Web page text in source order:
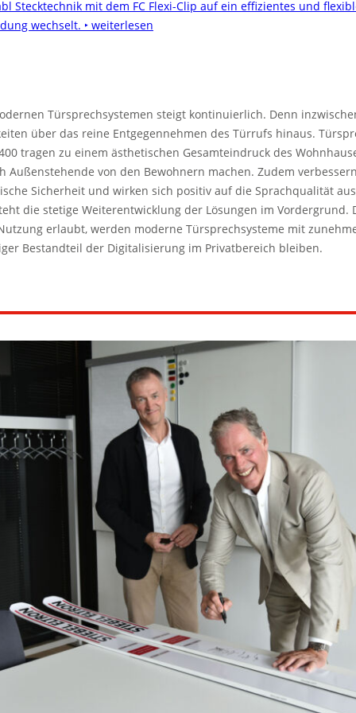
Stecktechnik mit dem FC Flexi-Clip auf ein effizientes und
wechselt. ‣ weiterlesen
Türsprechsystemen steigt kontinuierlich. Denn
über das reine Entgegennehmen des Türrufs hinaus.
tragen zu einem ästhetischen Gesamteindruck des
Außenstehende von den Bewohnern machen. Zudem
Sicherheit und wirken sich positiv auf die Sprachqualität
die stetige Weiterentwicklung der Lösungen im Vordergrund.
erlaubt, werden moderne Türsprechsysteme mit
Bestandteil der Digitalisierung im Privatbereich bleiben.